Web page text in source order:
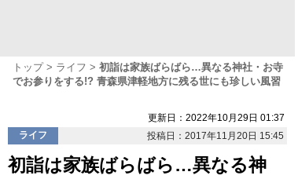
トップ ライフ
初詣は家族ばらばら…異なる神社・お寺
でお参りをする!? 青森県津軽地方に残る世にも珍しい風習
更新日：2022年10月29日 01:37
ライフ
投稿日：2017年11月20日 15:45
初詣は家族ばらばら…異なる神